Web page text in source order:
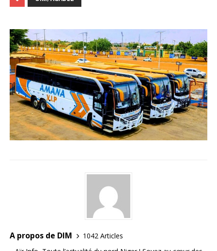
A propos de DIM
1042 Articles